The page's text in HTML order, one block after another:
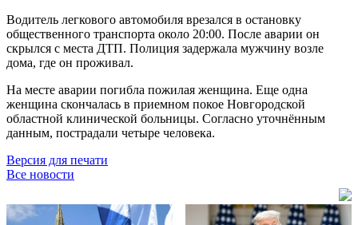
Водитель легкового автомобиля врезался в остановку
общественного транспорта около 20:00. После аварии он
скрылся с места ДТП. Полиция задержала мужчину возле
дома, где он проживал.
На месте аварии погибла пожилая женщина. Еще одна
женщина скончалась в приемном покое Новгородской
областной клинической больницы. Согласно уточнённым
данным, пострадали четыре человека.
Версия для печати
Все новости